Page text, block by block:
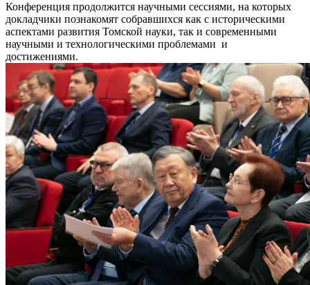
Конференция продолжится научными сессиями, на которых
докладчики познакомят собравшихся как с историческими
аспектами развития Томской науки, так и современными
научными и технологическими проблемами и
достижениями.